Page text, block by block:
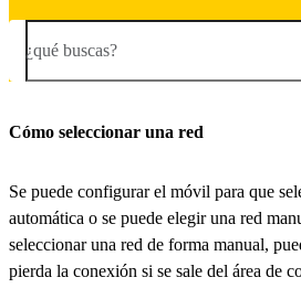
¿qué buscas?
Cómo seleccionar una red
Se puede configurar el móvil para que
automática o se puede elegir una red
seleccionar una red de forma manual,
pierda la conexión si se sale del área de